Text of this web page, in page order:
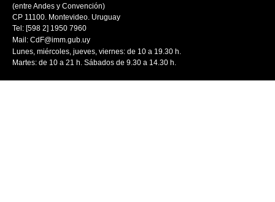
(entre Andes y Convención)
CP 11100. Montevideo. Uruguay
Tel: [598 2] 1950 7960
Mail: CdF@imm.gub.uy
Lunes, miércoles, jueves, viernes: de 10 a 19.30 h.
Martes: de 10 a 21 h. Sábados de 9.30 a 14.30 h.